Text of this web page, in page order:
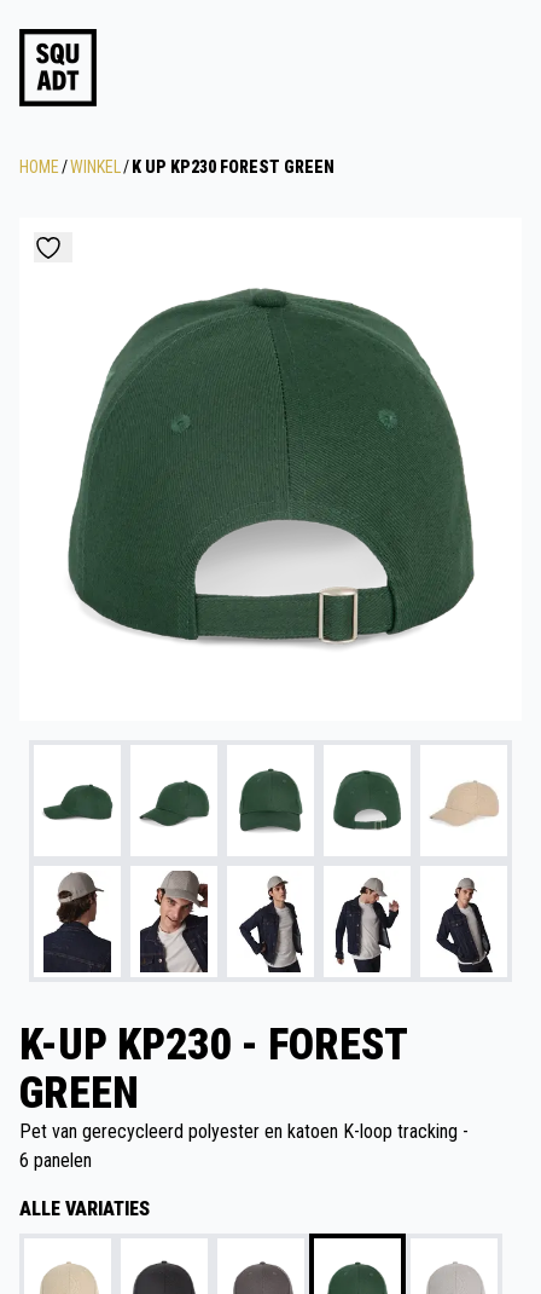
HOME/WINKEL / K UP KP230 FOREST GREEN
K-UP KP230 - FOREST
GREEN
Pet van gerecycleerd polyester en katoen K-loop tracking -
6 panelen
ALLE VARIATIES